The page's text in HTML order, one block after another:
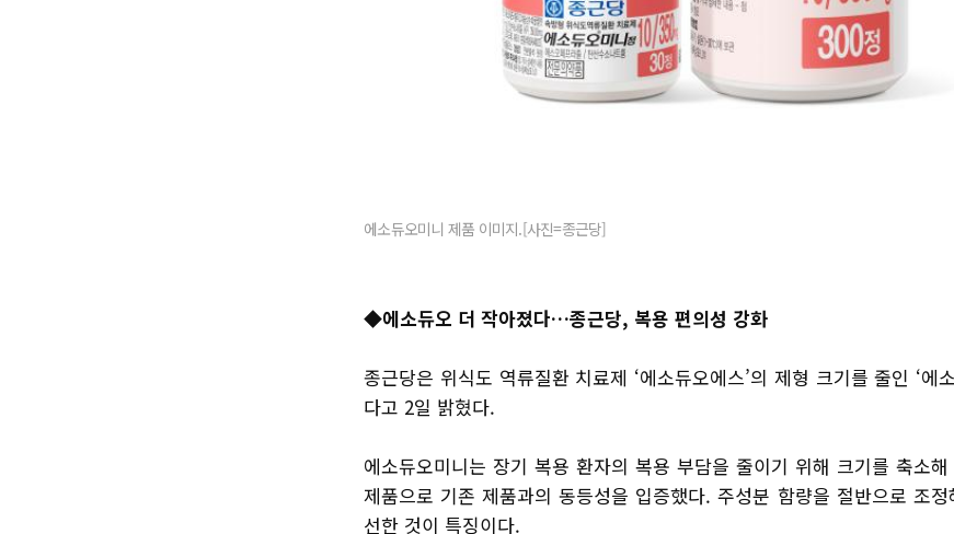
에소듀오미니 제품 이미지.[사진=종근당]
◆에소듀오 더 작아졌다…종근당, 복용 편의성 강화
종근당은 위식도 역류질환 치료제 ‘에소듀오에스’의 제형 크기를 줄인 ‘에
다고 2일 밝혔다.
에소듀오미니는 장기 복용 환자의 복용 부담을 줄이기 위해 크기를 축소
제품으로 기존 제품과의 동등성을 입증했다. 주성분 함량을 절반으로 조
선한 것이 특징이다.